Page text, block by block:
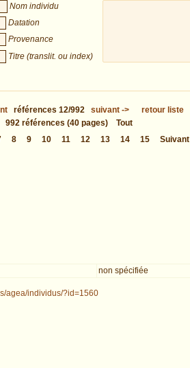
Nom individu
Datation
Provenance
Titre (translit. ou index)
références 12/992 suivant ->
retour liste
992 références (40 pages)
Tout
8 9 10 11 12 13 14 15 Suivant
non spécifiée
agea/individus/?id=1560